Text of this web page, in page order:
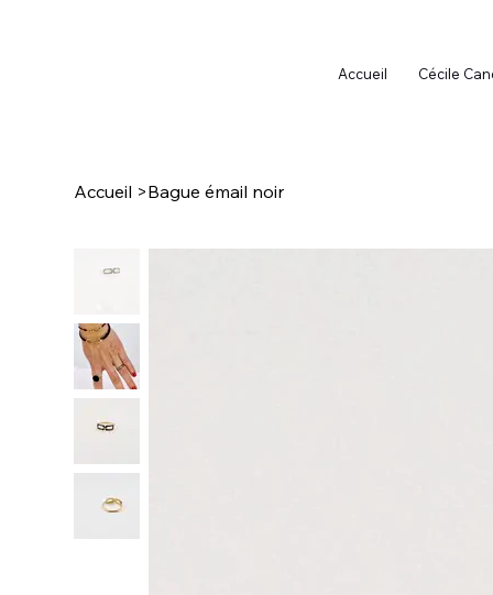
Accueil Cécile
Accueil >Bague émail noir